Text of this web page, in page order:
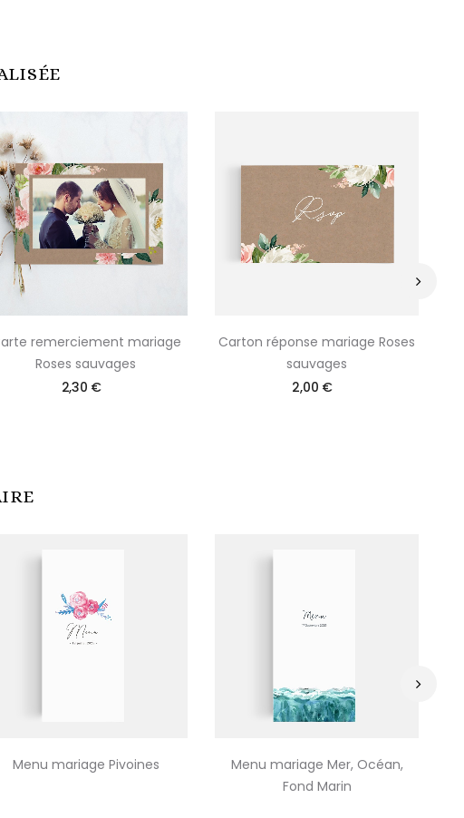
remerciement mariage
Roses sauvages
2,30 €
Carton réponse mariage Roses
sauvages
2,00 €
Menu mariage Pivoines
Menu mariage Mer, Océan,
Fond Marin